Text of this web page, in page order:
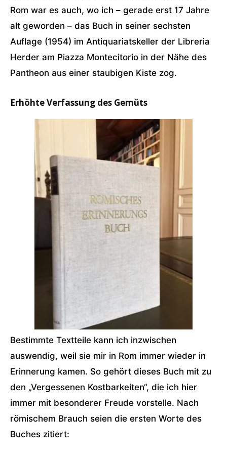
Rom war es auch, wo ich – gerade erst 17 Jahre
alt geworden – das Buch in seiner sechsten
Auflage (1954) im Antiquariatskeller der Libreria
Herder am Piazza Montecitorio in der Nähe des
Pantheon aus einer staubigen Kiste zog.
Erhöhte Verfassung des Gemüts
Bestimmte Textteile kann ich inzwischen
auswendig, weil sie mir in Rom immer wieder in
Erinnerung kamen. So gehört dieses Buch mit zu
den „Vergessenen Kostbarkeiten“, die ich hier
immer mit besonderer Freude vorstelle. Nach
römischem Brauch seien die ersten Worte des
Buches zitiert: